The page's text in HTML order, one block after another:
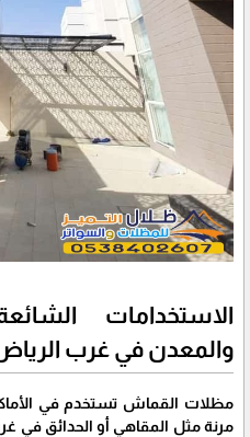
الاستخدامات
والمعدن في غرب
مظلات القماش تستخدم في
مرنة مثل المقاهي أو الحدائق في